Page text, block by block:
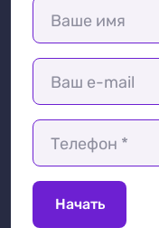
Ваше имя
Ваш e-mail
Телефон *
Начать